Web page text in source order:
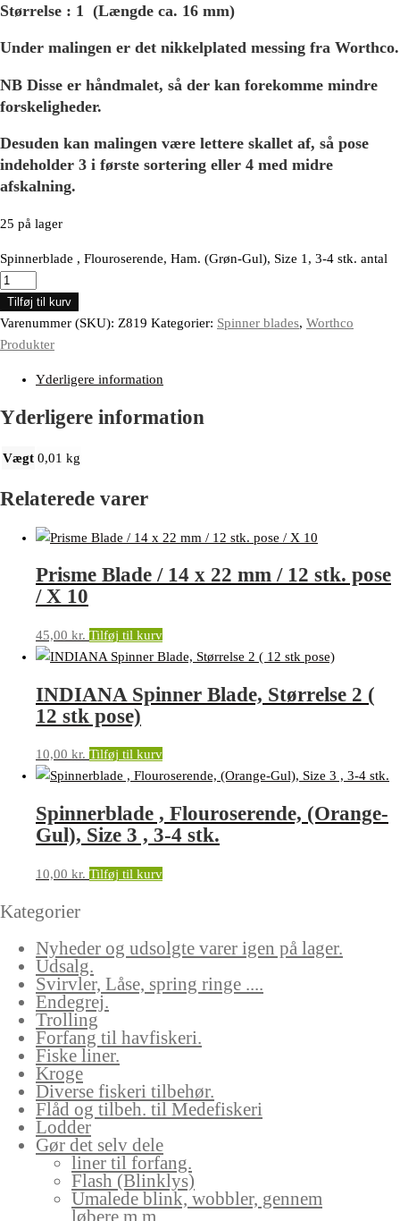
Størrelse : 1 (Længde ca. 16 mm)
Under malingen er det nikkelplated messing fra Worthco.
NB Disse er håndmalet, så der kan forekomme mindre
forskeligheder.
Desuden kan malingen være lettere skallet af, så pose
indeholder 3 i første sortering eller 4 med midre
afskalning.
25 på lager
Spinnerblade , Flouroserende, Ham. (Grøn-Gul), Size 1, 3-4 stk. antal
Tilføj til kurv
Varenummer (SKU): Z819 Kategorier: Spinner blades, Worthco
Produkter
Yderligere information
Yderligere information
Vægt 0,01 kg
Relaterede varer
Prisme Blade / 14 x 22 mm / 12 stk. pose
/ X 10
45,00 kr. Tilføj til kurv
INDIANA Spinner Blade, Størrelse 2 (
12 stk pose)
10,00 kr. Tilføj til kurv
Spinnerblade , Flouroserende, (Orange-
Gul), Size 3 , 3-4 stk.
10,00 kr. Tilføj til kurv
Kategorier
Nyheder og udsolgte varer igen på lager.
Udsalg.
Svirvler, Låse, spring ringe ....
Endegrej.
Trolling
Forfang til havfiskeri.
Fiske liner.
Kroge
Diverse fiskeri tilbehør.
Flåd og tilbeh. til Medefiskeri
Lodder
Gør det selv dele
liner til forfang.
Flash (Blinklys)
Umalede blink, wobbler, gennem
løbere m.m.